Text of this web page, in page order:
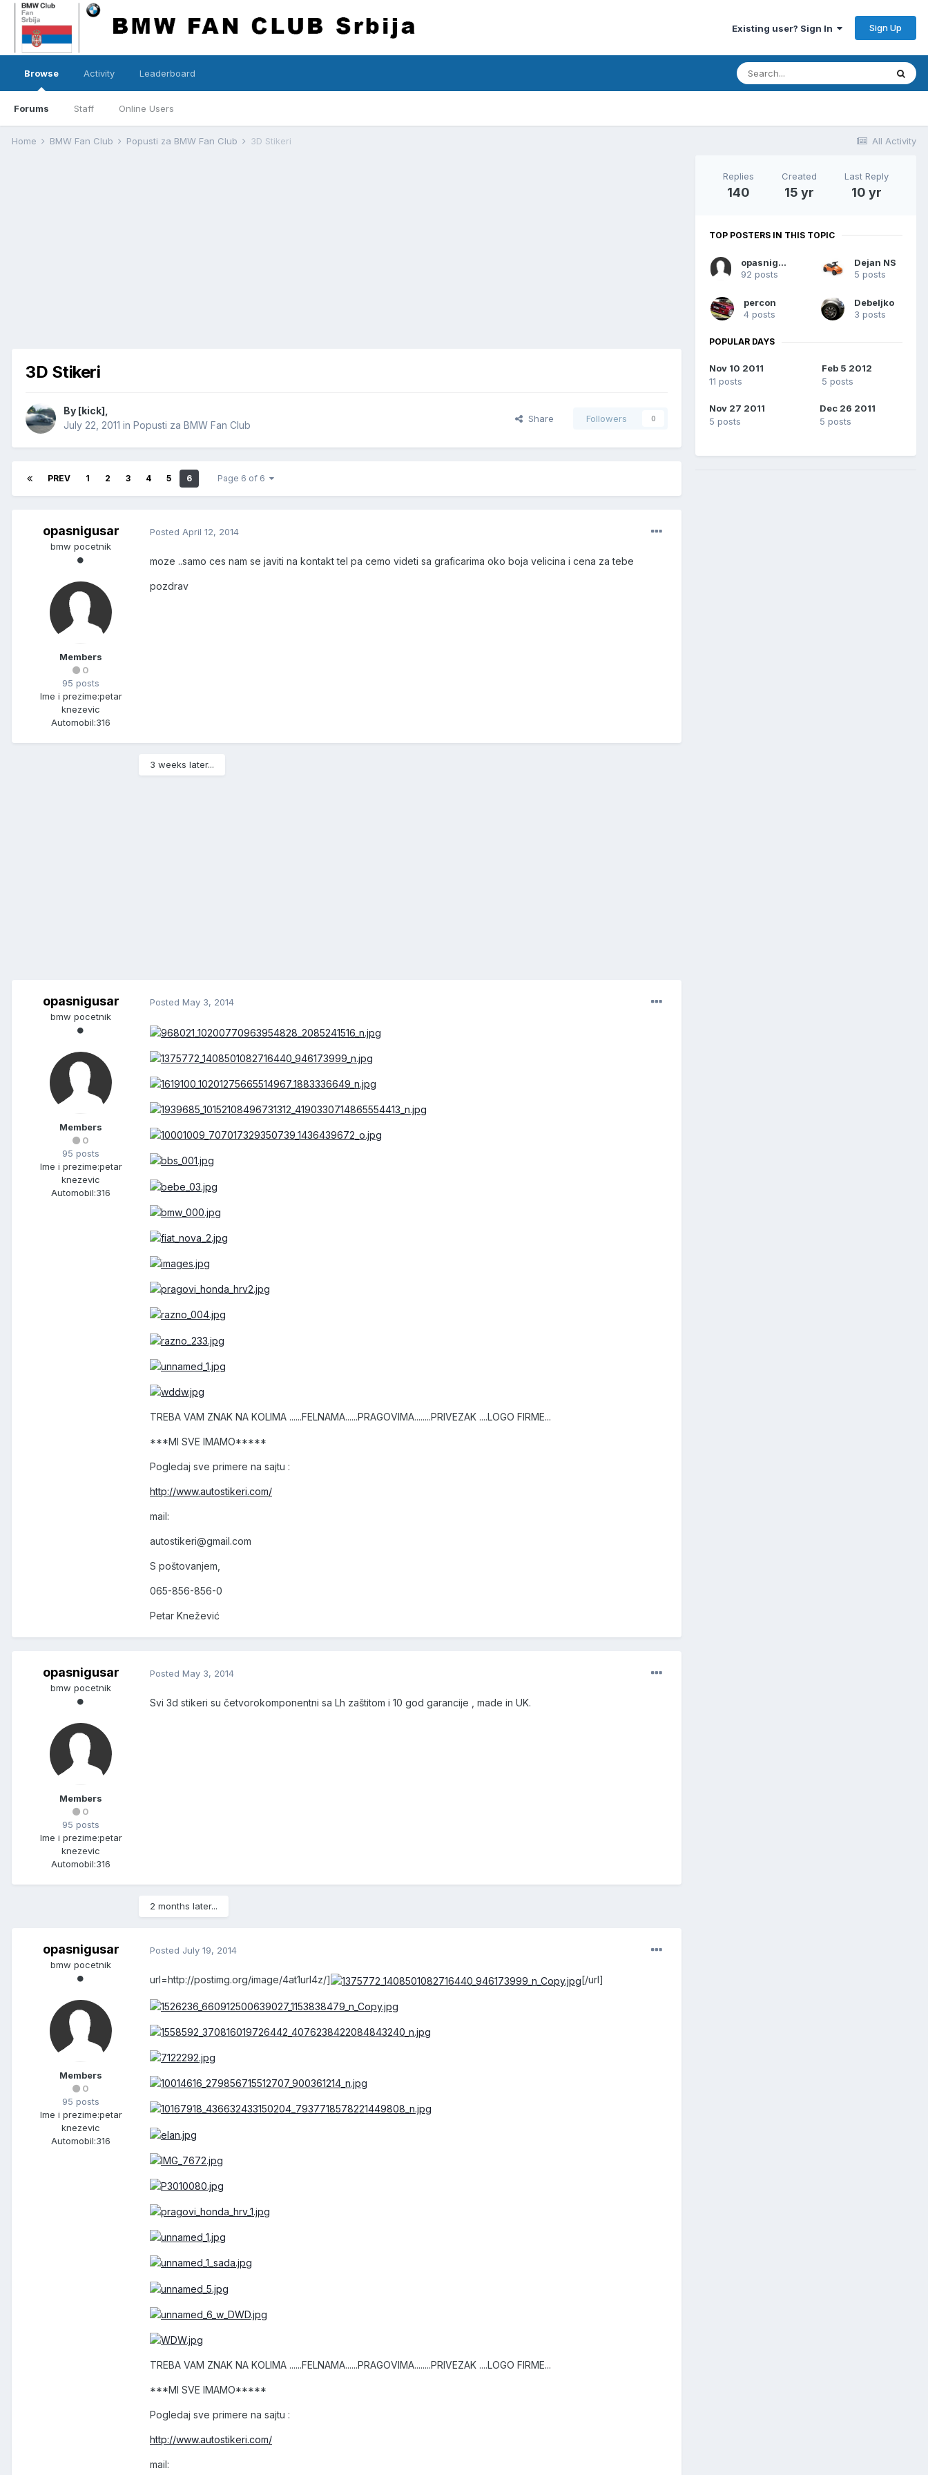
Existing user? Sign In Sign Up
Browse
Forums Staff Online Users
Activity Leaderboard
All Activity
Home BMW Fan Club Popusti za BMW Fan Club 3D Stikeri
3D Stikeri
By [kick]
July 22, 2011 in Popusti za BMW Fan Club
Share Followers 0
PREV 1 2 3 4 5 6 Page 6 of 6
opasnigusar
bmw pocetnik
Members
0
95 posts
Ime i prezime:petar
knezevic
Automobil:316
Posted April 12, 2014
moze ..samo ces nam se javiti na kontakt tel pa cemo videti sa graficarima oko boja velicina i cena za tebe
pozdrav
3 weeks later...
opasnigusar
bmw pocetnik
Members
0
95 posts
Ime i prezime:petar
knezevic
Automobil:316
Posted May 3, 2014
TREBA VAM ZNAK NA KOLIMA ......FELNAMA......PRAGOVIMA........PRIVEZAK ....LOGO FIRME...
***MI SVE IMAMO*****
Pogledaj sve primere na sajtu :
http://www.autostikeri.com/
mail:
autostikeri@gmail.com
S poštovanjem,
065-856-856-0
Petar Knežević
opasnigusar
bmw pocetnik
Members
0
95 posts
Ime i prezime:petar
knezevic
Automobil:316
Posted May 3, 2014
Svi 3d stikeri su četvorokomponentni sa Lh zaštitom i 10 god garancije , made in UK.
2 months later...
opasnigusar
bmw pocetnik
Members
0
95 posts
Ime i prezime:petar
knezevic
Automobil:316
Posted July 19, 2014
url=http://postimg.org/image/4at1url4z/] [/url]
TREBA VAM ZNAK NA KOLIMA ......FELNAMA......PRAGOVIMA........PRIVEZAK ....LOGO FIRME...
***MI SVE IMAMO*****
Pogledaj sve primere na sajtu :
http://www.autostikeri.com/
mail:
Replies
140
Created
15 yr
Last Reply
10 yr
TOP POSTERS IN THIS TOPIC
opasnigusar
92 posts
Dejan NS
5 posts
percon
4 posts
Debeljko
3 posts
POPULAR DAYS
Nov 10 2011
11 posts
Feb 5 2012
5 posts
Nov 27 2011
5 posts
Dec 26 2011
5 posts